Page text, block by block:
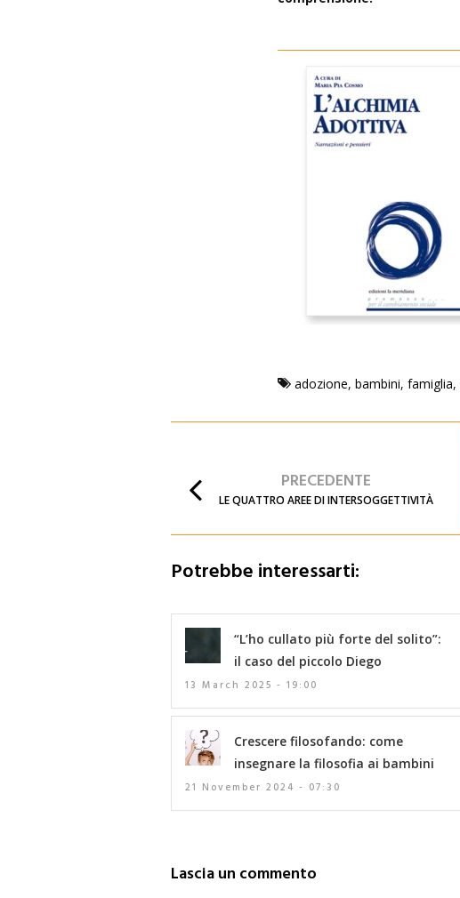
adozione, bambini, famiglia,
PRECEDENTE
LE QUATTRO AREE DI INTERSOGGETTIVITÀ
Potrebbe interessarti:
“L’ho cullato più forte del solito”:
il caso del piccolo Diego
13 March 2025 - 19:00
Crescere filosofando: come
insegnare la filosofia ai bambini
21 November 2024 - 07:30
Lascia un commento